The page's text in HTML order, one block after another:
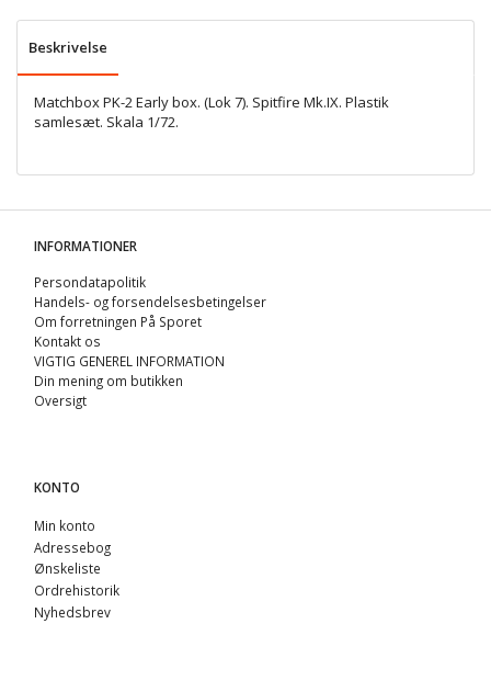
Beskrivelse
Matchbox PK-2 Early box. (Lok 7). Spitfire Mk.IX. Plastik
samlesæt. Skala 1/72.
INFORMATIONER
Persondatapolitik
Handels- og forsendelsesbetingelser
Om forretningen På Sporet
Kontakt os
VIGTIG GENEREL INFORMATION
Din mening om butikken
Oversigt
KONTO
Min konto
Adressebog
Ønskeliste
Ordrehistorik
Nyhedsbrev